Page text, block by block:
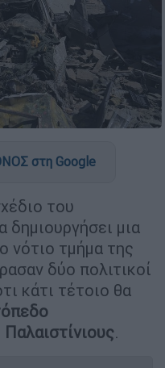
στη Google
του
δημιουργήσει μια
νότιο τμήμα της
δύο πολιτικοί
κάτι τέτοιο θα
Παλαιστίνιους.